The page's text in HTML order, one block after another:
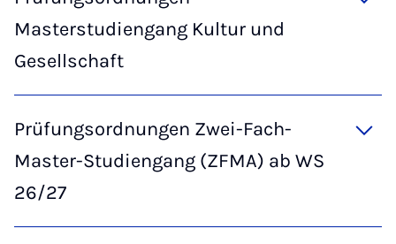
Masterstudiengang Kultur und
Gesellschaft
Prüfungsordnungen Zwei-Fach-
Master-Studiengang (ZFMA) ab WS
26/27